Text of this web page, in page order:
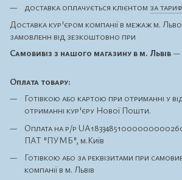
доставка оплачується клієнтом за
Доставка кур'єром компанії в межаж м.
замовленн від зезкоштовно при
Самовивіз з нашого магазину в м. Львів—
Оплата товару:
Готівкою або картою при отриманні у
отриманні кур'єру Нової Пошти.
Оплата на р/р
ПАТ "ПУМБ", м.Київ
Готівкою або за реквізитами при
компанії в м. Львів